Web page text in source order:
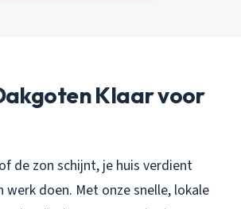
Klaar voor
de zon schijnt, je huis verdient
werk doen. Met onze snelle, lokale